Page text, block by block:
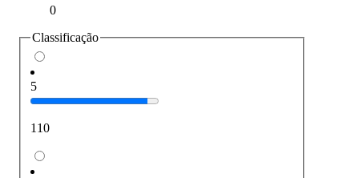
0
Classificação
5
110